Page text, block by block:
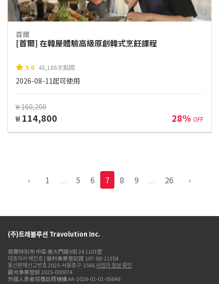
首爾
[首爾] 在韓屋體驗高級原創韓式烹飪課程
5.0 48,186次點閱
2026-08-11起可使用
₩ 160,200
₩ 114,800 28% OFF
‹ 1 ... 5 6 7 8 9 ... 26 ›
(주)트래볼루션 Travolution Inc.
首爾特別市 中區 南大門路9街 24 1103室
대표이사 배인호 | 營利事業登記證 107-88-11354
통신판매신고번호 2025-서울중구-1566사업자 정보 확인
觀光事業登錄 2025-000074
外國人患者招攬註冊機構 #A-2026-01-01-06849